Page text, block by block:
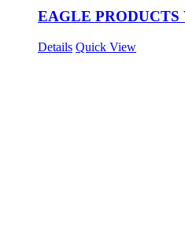
EAGLE PRODUCTS
Details Quick View